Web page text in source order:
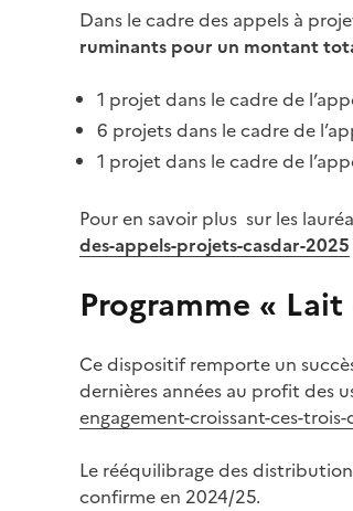
Dans le cadre des appels à
ruminants pour un montant
1 projet dans le cadre de
6 projets dans le cadre de
1 projet dans le cadre de
Pour en savoir plus sur les
des-appels-projets-casdar-2025
Programme «
Ce dispositif remporte un
dernières années au profit des
engagement-croissant-ces-
Le rééquilibrage des
confirme en 2024/25.